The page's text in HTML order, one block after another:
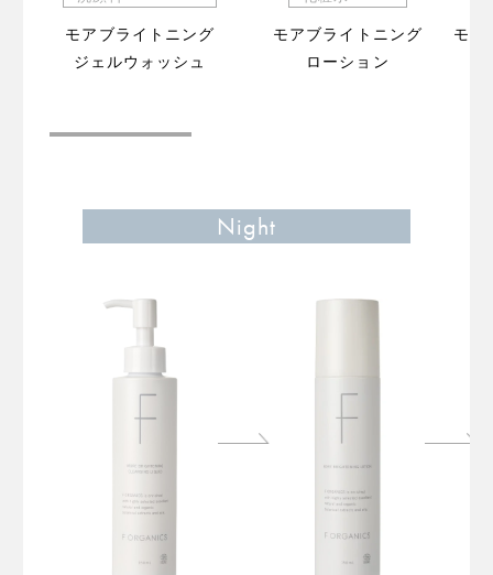
モアブライトニング
ジェルウォッシュ
モアブライトニング
ローション
モア
Night